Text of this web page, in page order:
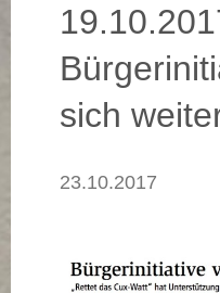
sich
23.10.2017